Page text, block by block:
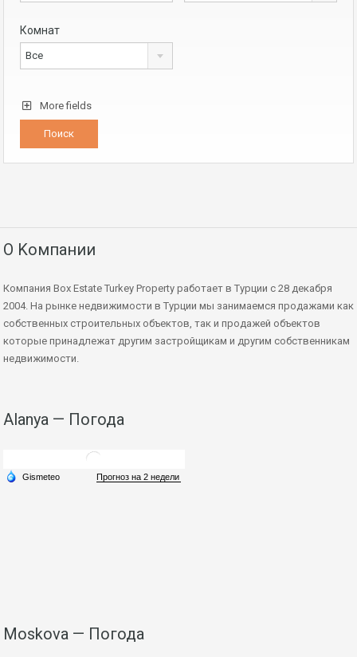
Комнат
Все
More fields
О Kомпании
Компания Box Estate Turkey Property работает в Турции с 28 декабря
2004. На рынке недвижимости в Турции мы занимаемся продажами как
собственных строительных объектов, так и продажей объектов
которые принадлежат другим застройщикам и другим собственникам
недвижимости.
Alanya — Погода
Moskova — Погода